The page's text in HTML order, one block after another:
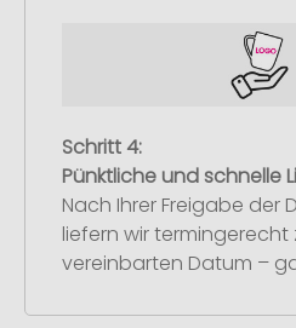
Schritt 4:
Pünktliche und schnelle
Nach Ihrer Freigabe der
liefern wir termingerecht
vereinbarten Datum –